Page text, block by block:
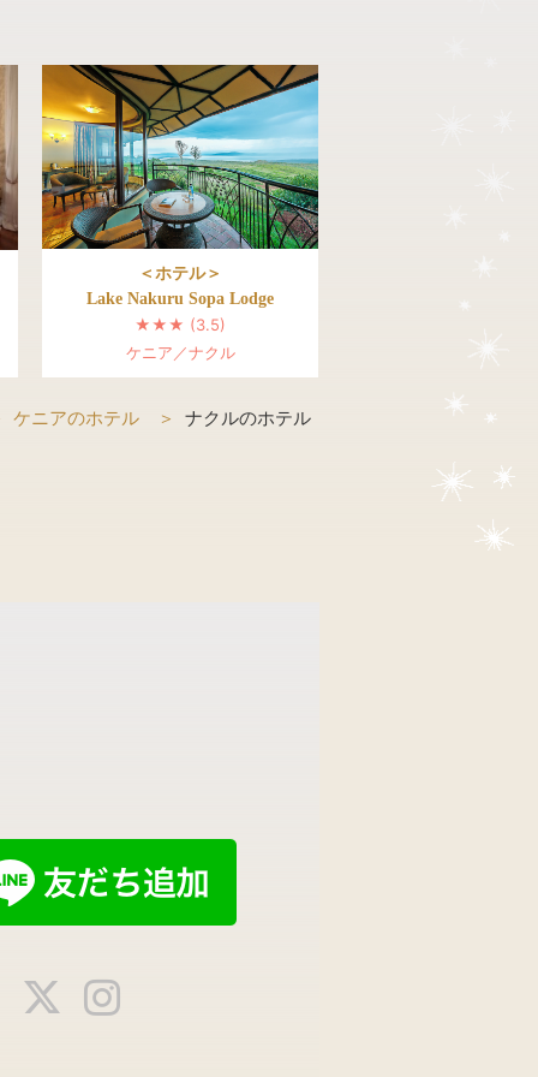
＜ホテル＞
Lake Nakuru Sopa Lodge
★★★ (3.5)
ケニア／ナクル
ケニアのホテル ナクルのホテル